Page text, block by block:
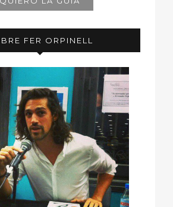
FER ORPINELL